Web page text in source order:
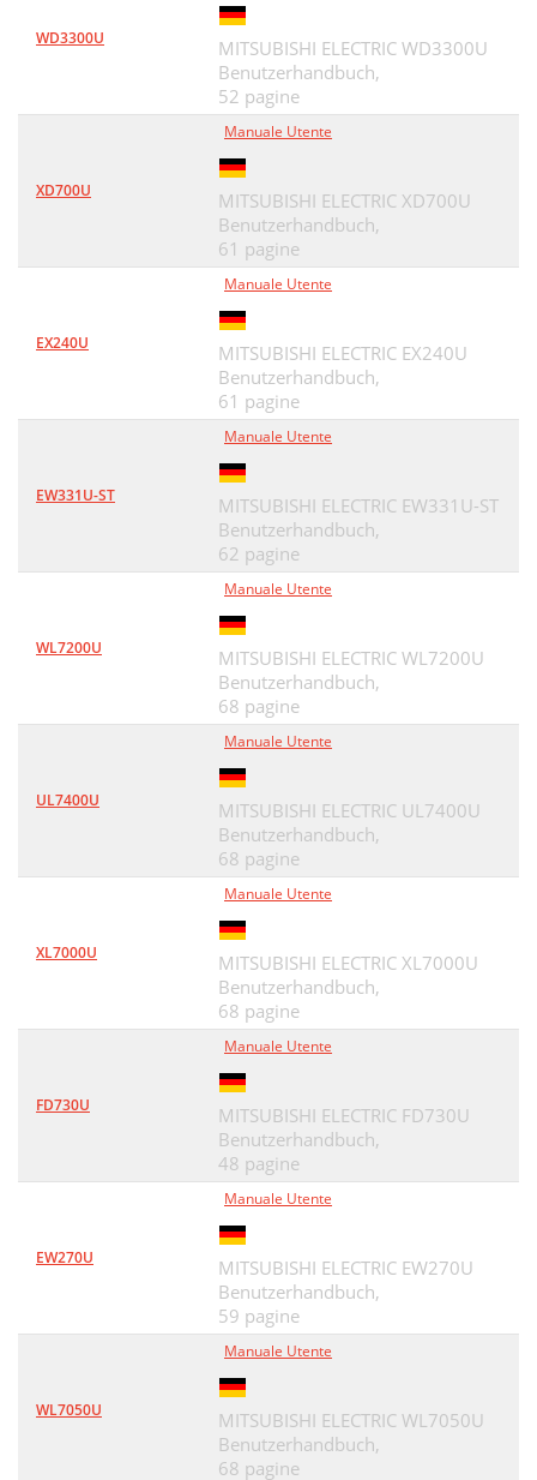
Technische Daten
58
WD3300U
MITSUBISHI ELECTRIC WD3300U
Benutzerhandbuch,
52 pagine
XD700U
Manuale Utente
MITSUBISHI ELECTRIC XD700U
Benutzerhandbuch,
61 pagine
EX240U
Manuale Utente
MITSUBISHI ELECTRIC EX240U
Benutzerhandbuch,
61 pagine
EW331U-ST
Manuale Utente
MITSUBISHI ELECTRIC EW331U-ST
Benutzerhandbuch,
62 pagine
WL7200U
Manuale Utente
MITSUBISHI ELECTRIC WL7200U
Benutzerhandbuch,
68 pagine
UL7400U
Manuale Utente
MITSUBISHI ELECTRIC UL7400U
Benutzerhandbuch,
68 pagine
XL7000U
Manuale Utente
MITSUBISHI ELECTRIC XL7000U
Benutzerhandbuch,
68 pagine
FD730U
Manuale Utente
MITSUBISHI ELECTRIC FD730U
Benutzerhandbuch,
48 pagine
EW270U
Manuale Utente
MITSUBISHI ELECTRIC EW270U
Benutzerhandbuch,
59 pagine
WL7050U
Manuale Utente
MITSUBISHI ELECTRIC WL7050U
Benutzerhandbuch,
68 pagine